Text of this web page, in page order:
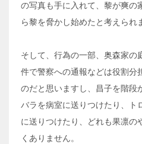
の写真も手に入れて、黎が爽の
ら黎を脅かし始めたと考えられ
そして、行為の一部、奥森家の
件で警察への通報などは役割分
のだと思いますし、昌子を階段
バラを病室に送りつけたり、ト
に送りつけたり、どれも果凛の
くありません。